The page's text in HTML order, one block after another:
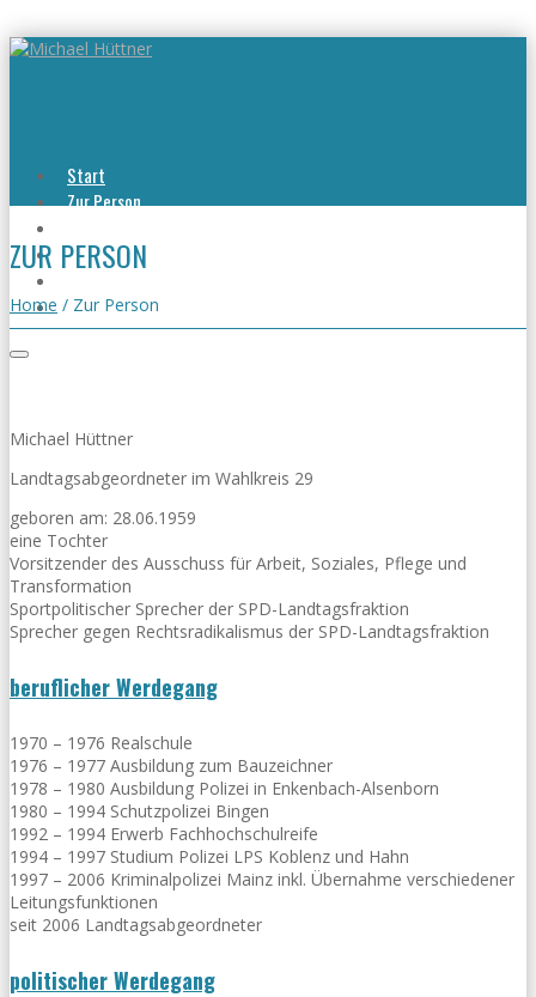
Start
Zur Person
Viel erreicht
Kontakt
ZUR PERSON
Home / Zur Person
Michael Hüttner
Landtagsabgeordneter im Wahlkreis 29
geboren am: 28.06.1959
eine Tochter
Vorsitzender des Ausschuss für Arbeit, Soziales, Pflege und
Transformation
Sportpolitischer Sprecher der SPD-Landtagsfraktion
Sprecher gegen Rechtsradikalismus der SPD-Landtagsfraktion
beruflicher Werdegang
1970 – 1976 Realschule
1976 – 1977 Ausbildung zum Bauzeichner
1978 – 1980 Ausbildung Polizei in Enkenbach-Alsenborn
1980 – 1994 Schutzpolizei Bingen
1992 – 1994 Erwerb Fachhochschulreife
1994 – 1997 Studium Polizei LPS Koblenz und Hahn
1997 – 2006 Kriminalpolizei Mainz inkl. Übernahme verschiedener
Leitungsfunktionen
seit 2006 Landtagsabgeordneter
politischer Werdegang